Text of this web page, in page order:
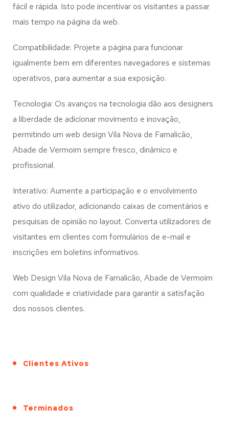
fácil e rápida. Isto pode incentivar os visitantes a passar
mais tempo na página da web.
Compatibilidade: Projete a página para funcionar
igualmente bem em diferentes navegadores e sistemas
operativos, para aumentar a sua exposição.
Tecnologia: Os avanços na tecnologia dão aos designers
a liberdade de adicionar movimento e inovação,
permitindo um web design Vila Nova de Famalicão,
Abade de Vermoim sempre fresco, dinâmico e
profissional.
Interativo: Aumente a participação e o envolvimento
ativo do utilizador, adicionando caixas de comentários e
pesquisas de opinião no layout. Converta utilizadores de
visitantes em clientes com formulários de e-mail e
inscrições em boletins informativos.
Web Design Vila Nova de Famalicão, Abade de Vermoim
com qualidade e criatividade para garantir a satisfação
dos nossos clientes.
Clientes Ativos
Terminados